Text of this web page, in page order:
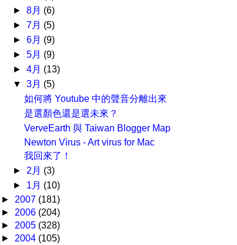
► 8月 (6)
► 7月 (5)
► 6月 (9)
► 5月 (9)
► 4月 (13)
▼ 3月 (5)
如何將 Youtube 中的聲音分離出來
是選顏色還是選未來？
VerveEarth 與 Taiwan Blogger Map
Newton Virus - Art virus for Mac
我回來了！
► 2月 (3)
► 1月 (10)
► 2007 (181)
► 2006 (204)
► 2005 (328)
► 2004 (105)